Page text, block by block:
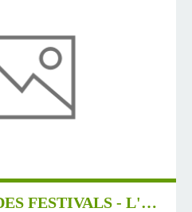
SUR LE CHEMIN DES FESTIVALS - L'ÂGE DE FAIRE -